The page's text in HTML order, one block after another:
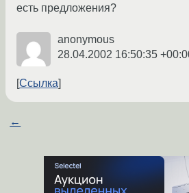
есть предложения?
anonymous
28.04.2002 16:50:35
Ссылка
←